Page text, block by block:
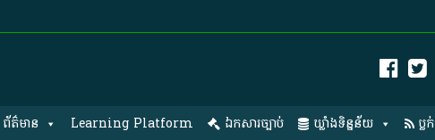
ព័ត៌មាន Learning Platform ឯកសារច្បាប់ ឃ្លាំងទិន្នន័យ ប្លក់